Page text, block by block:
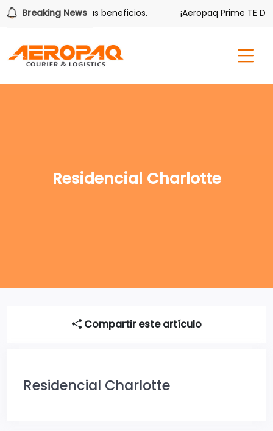
Breaking News
también tiene sus beneficios. ¡Aeropaq Prime TE DA
Residencial Charlotte
Compartir este artículo
Residencial Charlotte